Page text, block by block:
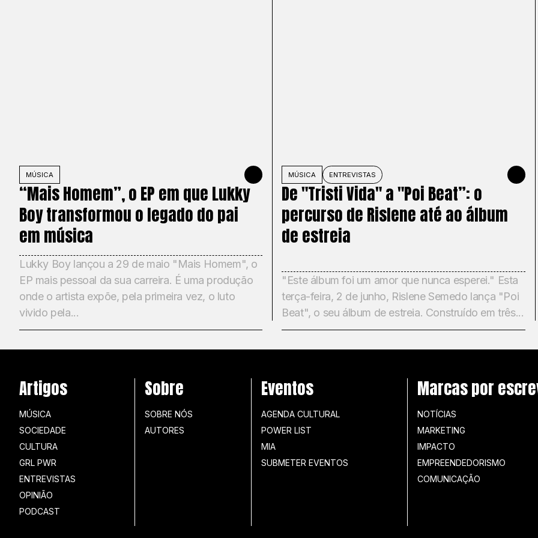
MÚSICA 2 DE JUNHO DE 2026
“Mais Homem”, o EP em que Lukky
Boy transformou o legado do pai
em música
Lukky Boy lançou a 29 de maio "Mais Homem", o
EP mais pessoal da sua carreira. É uma produção
onde o artista expõe, pela primeira vez, o luto
vivido pela...
MÚSICA ENTREVISTAS 2 DE
De "Tristi Vida" a "Poi Beat”: o
percurso de Rislene até ao álbum
de estreia
"Este álbum foi um amor que nunca esperei." Esta
terça-feira, 2 de junho, Rislene Semedo lança "Poi
Beat", o seu álbum de estreia. Construído em três...
Artigos
MÚSICA
SOCIEDADE
CULTURA
GRL PWR
ENTREVISTAS
OPINIÃO
PODCAST
Sobre
SOBRE NÓS
AUTORES
Eventos
AGENDA CULTURAL
POWER LIST
MIA
SUBMETER EVENTOS
Marcas por
NOTÍCIAS
MARKETING
IMPACTO
EMPREENDEDORISMO
COMUNICAÇÃO